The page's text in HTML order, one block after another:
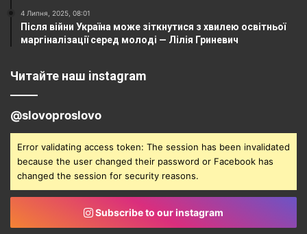
4 Липня, 2025, 08:01
Після війни Україна може зіткнутися з хвилею освітньої
маргіналізації серед молоді — Лілія Гриневич
Читайте наш instagram
@slovoproslovo
Error validating access token: The session has been invalidated
because the user changed their password or Facebook has
changed the session for security reasons.
Subscribe to our instagram